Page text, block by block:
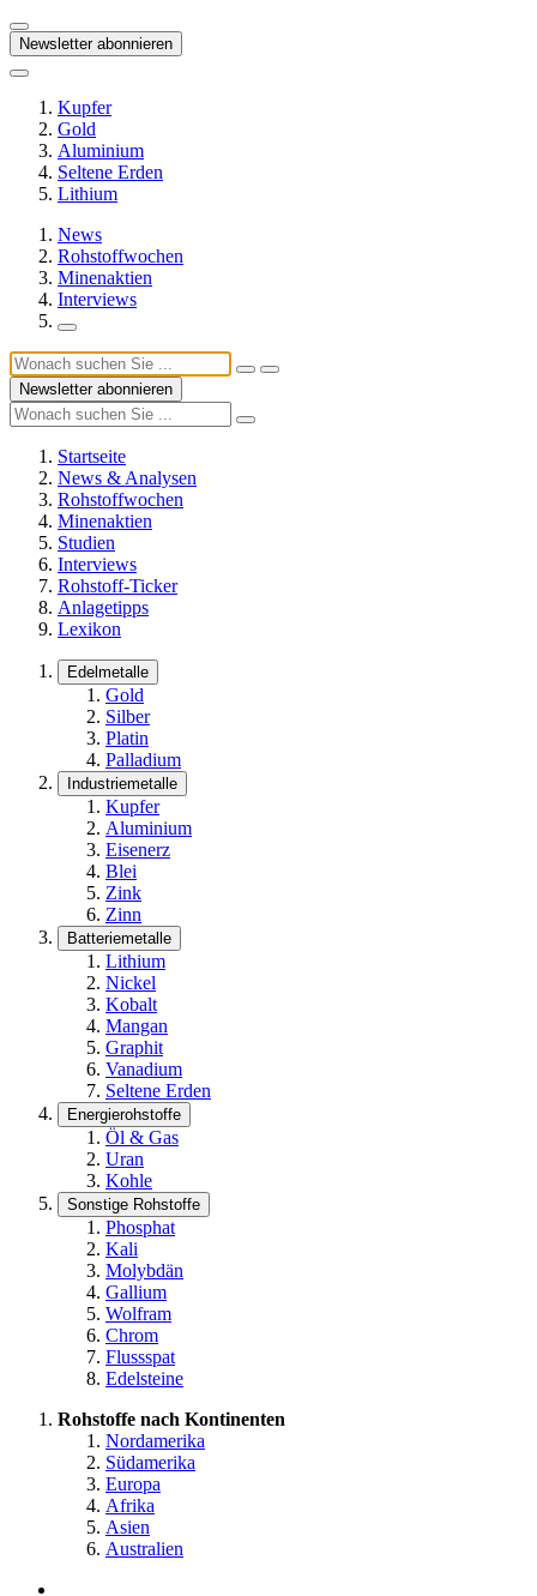
Newsletter abonnieren
Kupfer
Gold
Aluminium
Seltene Erden
Lithium
News
Rohstoffwochen
Minenaktien
Interviews
Newsletter abonnieren
Startseite
News & Analysen
Rohstoffwochen
Minenaktien
Studien
Interviews
Rohstoff-Ticker
Anlagetipps
Lexikon
Edelmetalle
Gold
Silber
Platin
Palladium
Industriemetalle
Kupfer
Aluminium
Eisenerz
Blei
Zink
Zinn
Batteriemetalle
Lithium
Nickel
Kobalt
Mangan
Graphit
Vanadium
Seltene Erden
Energierohstoffe
Öl & Gas
Uran
Kohle
Sonstige Rohstoffe
Phosphat
Kali
Molybdän
Gallium
Wolfram
Chrom
Flussspat
Edelsteine
Rohstoffe nach Kontinenten
Nordamerika
Südamerika
Europa
Afrika
Asien
Australien